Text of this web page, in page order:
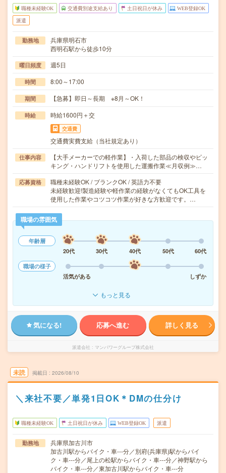
職種未経験OK 交通費別途支給あり 土日祝日が休み WEB登録OK
派遣
勤務地
兵庫県明石市
西明石駅から徒歩10分
曜日頻度 週5日
時間 8:00～17:00
期間 【急募】即日～長期 ※8月～OK！
時給 時給1600円＋交
交通費
交通費実費支給（当社規定あり）
仕事内容
【大手メーカーでの軽作業】・入荷した部品の検収やピッ
キング・ハンドリフトを使用した運搬作業≪月収例≫…
応募資格
職種未経験OK / ブランクOK / 英語力不要
未経験歓迎!製造経験や軽作業の経験がなくてもOK工具を
使用した作業やコツコツ作業が好きな方歓迎です。…
職場の雰囲気
年齢層
20代
30代 40代 50代
60代
職場の様子
活気がある
しずか
もっと見る
気になる! 応募へ進む 詳しく見る
派遣会社 マンパワーグループ株式会社
未読 掲載日 2026/08/10
＼来社不要／単発1日OK＊DMの仕分け
職種未経験OK 土日祝日が休み WEB登録OK 派遣
勤務地
兵庫県加古川市
加古川駅からバイク・車---分／別府(兵庫県)駅からバイ
ク・車---分／尾上の松駅からバイク・車---分／神野駅から
バイク・車---分／東加古川駅からバイク・車---分